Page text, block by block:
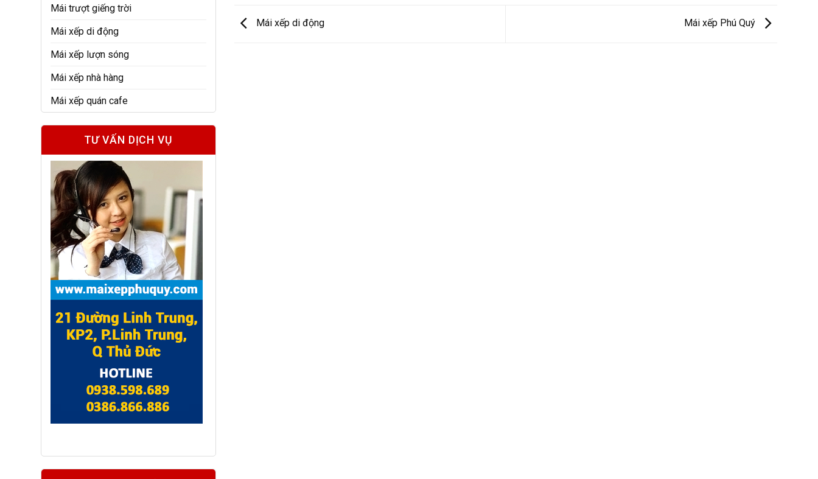
Mái trượt giếng trời
Mái xếp di động
Mái xếp lượn sóng
Mái xếp nhà hàng
Mái xếp quán cafe
TƯ VẤN DỊCH VỤ
Mái xếp di động Mái xếp Phú Quý